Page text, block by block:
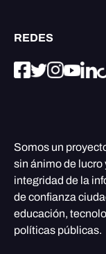
REDES
Somos un
sin ánimo de lucro
integridad de la
de confianza
educación,
políticas públicas.